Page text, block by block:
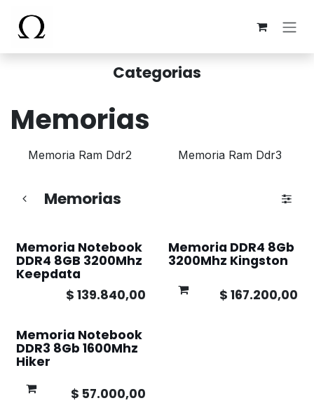
Categorias
Memorias
Memoria Ram Ddr2 Memoria Ram Ddr3
Memorias
Memoria Notebook
DDR4 8GB 3200Mhz
Keepdata
$ 139.840,00
Memoria DDR4 8Gb
3200Mhz Kingston
$ 167.200,00
Memoria Notebook
DDR3 8Gb 1600Mhz
Hiker
$ 57.000,00